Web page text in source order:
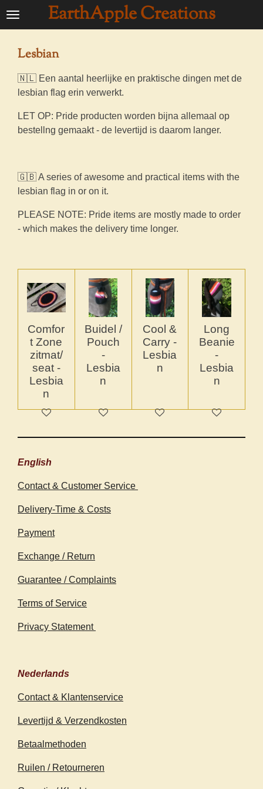
Ga
EarthApple Creations
Lesbian
🇳🇱 Een aantal heerlijke en praktische dingen met de
lesbian flag erin verwerkt.
LET OP: Pride producten worden bijna allemaal op
bestellng gemaakt - de levertijd is daarom langer.
🇬🇧 A series of awesome and practical items with the
lesbian flag in or on it.
PLEASE NOTE: Pride items are mostly made to order
- which makes the delivery time longer.
Comfor
t Zone
zitmat/
seat -
Lesbia
n
Buidel /
Pouch
-
Lesbia
n
Cool &
Carry -
Lesbia
n
Long
Beanie
-
Lesbia
n
English
Contact & Customer Service
Delivery-Time & Costs
Payment
Exchange / Return
Guarantee / Complaints
Terms of Service
Privacy Statement
Nederlands
Contact & Klantenservice
Levertijd & Verzendkosten
Betaalmethoden
Ruilen / Retourneren